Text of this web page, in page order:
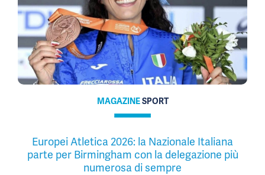
MAGAZINESPORT
Europei Atletica 2026: la Nazionale Italiana
parte per Birmingham con la delegazione più
numerosa di sempre